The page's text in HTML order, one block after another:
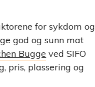
for sykdom og
god og sunn mat
Bugge ved SIFO
pris, plassering og